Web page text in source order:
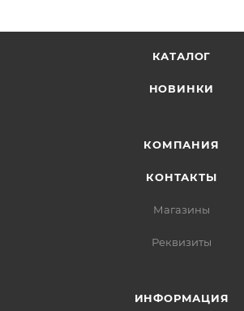
КАТАЛОГ
НОВИНКИ
КОМПАНИЯ
КОНТАКТЫ
Магазины
Реквизиты
ИНФОРМАЦИЯ